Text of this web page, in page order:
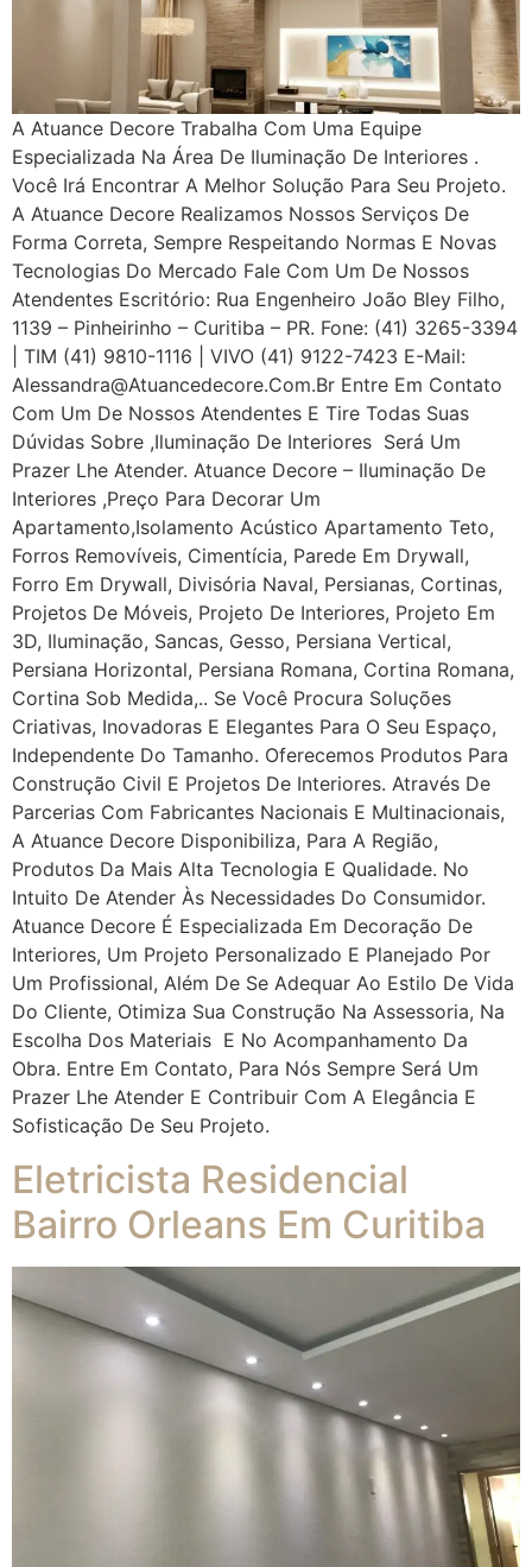
A Atuance Decore Trabalha Com Uma Equipe
Especializada Na Área De Iluminação De Interiores .
Você Irá Encontrar A Melhor Solução Para Seu Projeto.
A Atuance Decore Realizamos Nossos Serviços De
Forma Correta, Sempre Respeitando Normas E Novas
Tecnologias Do Mercado Fale Com Um De Nossos
Atendentes Escritório: Rua Engenheiro João Bley Filho,
1139 – Pinheirinho – Curitiba – PR. Fone: (41) 3265-3394
| TIM (41) 9810-1116 | VIVO (41) 9122-7423 E-Mail:
Alessandra@atuancedecore.com.br Entre Em Contato
Com Um De Nossos Atendentes E Tire Todas Suas
Dúvidas Sobre ,iluminação De Interiores Será Um
Prazer Lhe Atender. Atuance Decore – Iluminação De
Interiores ,Preço Para Decorar Um
Apartamento,Isolamento Acústico Apartamento Teto,
Forros Removíveis, Cimentícia, Parede Em Drywall,
Forro Em Drywall, Divisória Naval, Persianas, Cortinas,
Projetos De Móveis, Projeto De Interiores, Projeto Em
3D, Iluminação, Sancas, Gesso, Persiana Vertical,
Persiana Horizontal, Persiana Romana, Cortina Romana,
Cortina Sob Medida,.. Se Você Procura Soluções
Criativas, Inovadoras E Elegantes Para O Seu Espaço,
Independente Do Tamanho. Oferecemos Produtos Para
Construção Civil E Projetos De Interiores. Através De
Parcerias Com Fabricantes Nacionais E Multinacionais,
A Atuance Decore Disponibiliza, Para A Região,
Produtos Da Mais Alta Tecnologia E Qualidade. No
Intuito De Atender Às Necessidades Do Consumidor.
Atuance Decore É Especializada Em Decoração De
Interiores, Um Projeto Personalizado E Planejado Por
Um Profissional, Além De Se Adequar Ao Estilo De Vida
Do Cliente, Otimiza Sua Construção Na Assessoria, Na
Escolha Dos Materiais E No Acompanhamento Da
Obra. Entre Em Contato, Para Nós Sempre Será Um
Prazer Lhe Atender E Contribuir Com A Elegância E
Sofisticação De Seu Projeto.
Eletricista Residencial
Bairro Orleans Em Curitiba